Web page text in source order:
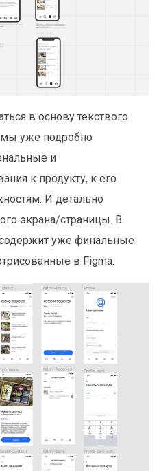
в основу текствого
мы уже подробно
и
к продукту, к его
И детально
экрана/страницы. В
содержит уже финальные
в Figma.